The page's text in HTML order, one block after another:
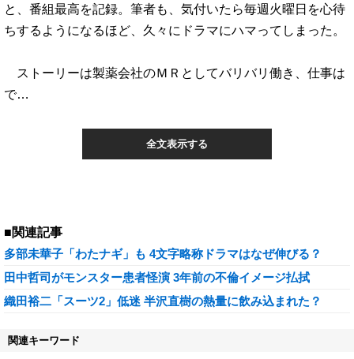
と、番組最高を記録。筆者も、気付いたら毎週火曜日を心待
ちするようになるほど、久々にドラマにハマってしまった。
ストーリーは製薬会社のＭＲとしてバリバリ働き、仕事は
で…
全文表示する
■関連記事
多部未華子「わたナギ」も 4文字略称ドラマはなぜ伸びる？
田中哲司がモンスター患者怪演 3年前の不倫イメージ払拭
織田裕二「スーツ2」低迷 半沢直樹の熱量に飲み込まれた？
関連キーワード